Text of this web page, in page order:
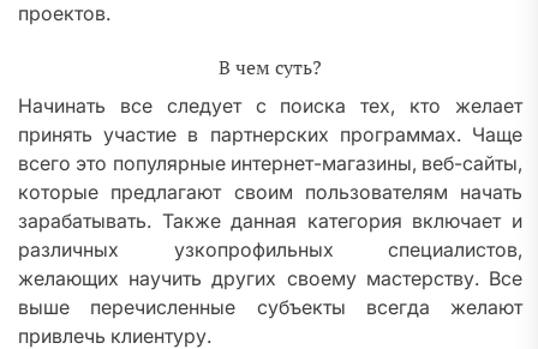
проектов.
В чем суть?
Начинать все следует с поиска тех, кто желает
принять участие в партнерских программах. Чаще
всего это популярные интернет-магазины, веб-сайты,
которые предлагают своим пользователям начать
зарабатывать. Также данная категория включает и
различных узкопрофильных специалистов,
желающих научить других своему мастерству. Все
выше перечисленные субъекты всегда желают
привлечь клиентуру.